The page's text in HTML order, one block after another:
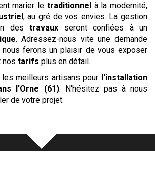
marier le traditionnel à la modernité,
, au gré de vos envies. La gestion
des travaux seront confiées à un
. Adressez-nous vite une demande
ferons un plaisir de vous exposer
nos tarifs plus en détail.
meilleurs artisans pour l'installation
l'Orne (61). N'hésitez pas à nous
de votre projet.